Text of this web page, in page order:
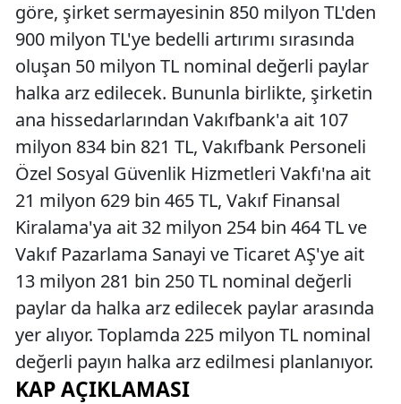
göre, şirket sermayesinin 850 milyon TL'den
900 milyon TL'ye bedelli artırımı sırasında
oluşan 50 milyon TL nominal değerli paylar
halka arz edilecek. Bununla birlikte, şirketin
ana hissedarlarından Vakıfbank'a ait 107
milyon 834 bin 821 TL, Vakıfbank Personeli
Özel Sosyal Güvenlik Hizmetleri Vakfı'na ait
21 milyon 629 bin 465 TL, Vakıf Finansal
Kiralama'ya ait 32 milyon 254 bin 464 TL ve
Vakıf Pazarlama Sanayi ve Ticaret AŞ'ye ait
13 milyon 281 bin 250 TL nominal değerli
paylar da halka arz edilecek paylar arasında
yer alıyor. Toplamda 225 milyon TL nominal
değerli payın halka arz edilmesi planlanıyor.
KAP AÇIKLAMASI